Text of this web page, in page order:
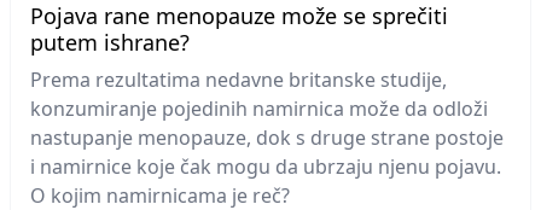
Pojava rane menopauze može se sprečiti
putem ishrane?
Prema rezultatima nedavne britanske studije,
konzumiranje pojedinih namirnica može da odloži
nastupanje menopauze, dok s druge strane postoje
i namirnice koje čak mogu da ubrzaju njenu pojavu.
O kojim namirnicama je reč?